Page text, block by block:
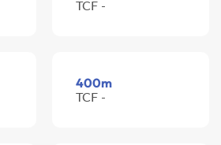
TCF -
400m
TCF -